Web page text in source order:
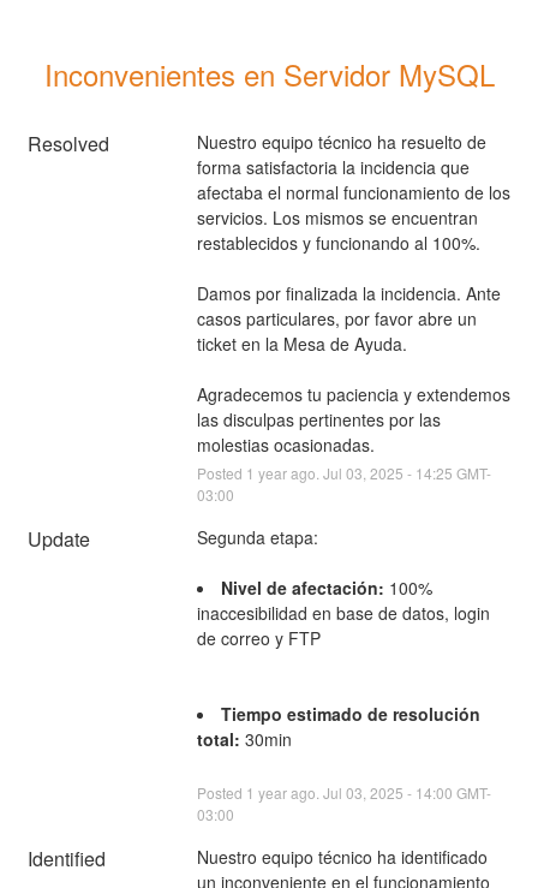
Inconvenientes en Servidor MySQL
Resolved
Nuestro equipo técnico ha resuelto de
forma satisfactoria la incidencia que
afectaba el normal funcionamiento de los
servicios. Los mismos se encuentran
restablecidos y funcionando al 100%.
Damos por finalizada la incidencia. Ante
casos particulares, por favor abre un
ticket en la Mesa de Ayuda.
Agradecemos tu paciencia y extendemos
las disculpas pertinentes por las
molestias ocasionadas.
Posted 1 year ago. Jul 03 2025 - 14:25 GMT-
03:00
Update Segunda etapa:
Nivel de afectación: 100%
inaccesibilidad en base de datos, login
de correo y FTP
Tiempo estimado de resolución
total: 30min
Posted 1 year ago. Jul 03 2025 - 14:00 GMT-
03:00
Identified
Nuestro equipo técnico ha identificado
un inconveniente en el funcionamiento